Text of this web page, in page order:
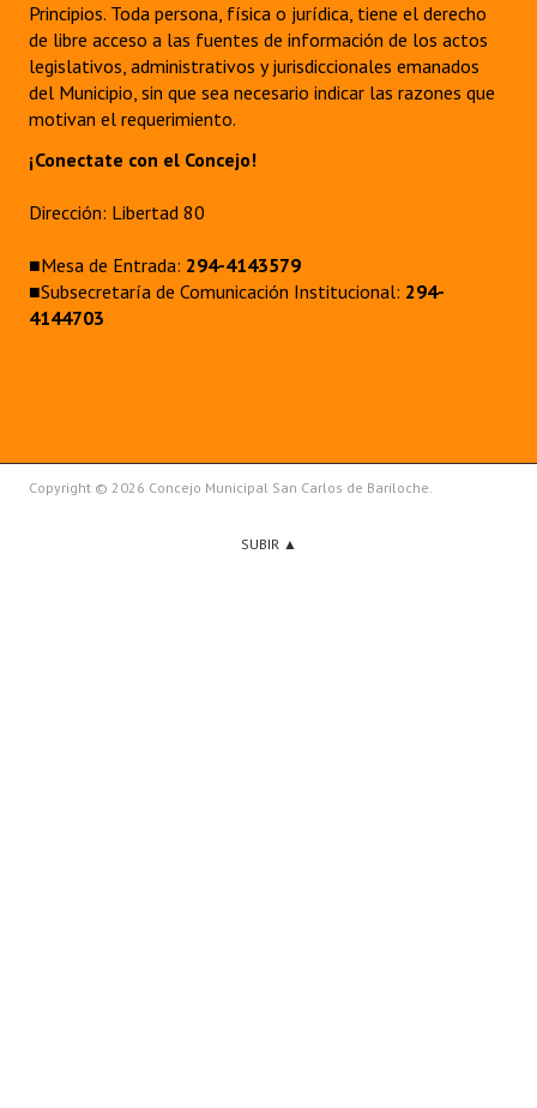
Principios. Toda persona, física o jurídica, tiene el derecho
de libre acceso a las fuentes de información de los actos
legislativos, administrativos y jurisdiccionales emanados
del Municipio, sin que sea necesario indicar las razones que
motivan el requerimiento.
¡Conectate con el Concejo!
Dirección: Libertad 80
■Mesa de Entrada: 294-4143579
■Subsecretaría de Comunicación Institucional: 294-
4144703
Copyright © 2026 Concejo Municipal San Carlos de Bariloche.
SUBIR ▲